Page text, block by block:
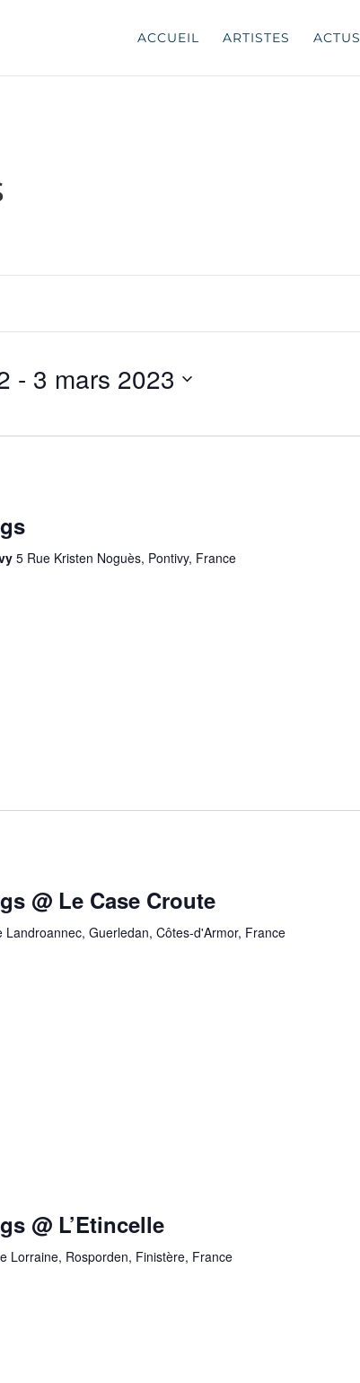
ACCUEIL ARTISTES ACTUS
- 3 mars 2023
5 Rue Kristen Noguès, Pontivy, France
@ Le Case Croute
Landroannec, Guerledan, Côtes-d'Armor, France
@ L’Etincelle
Lorraine, Rosporden, Finistère, France